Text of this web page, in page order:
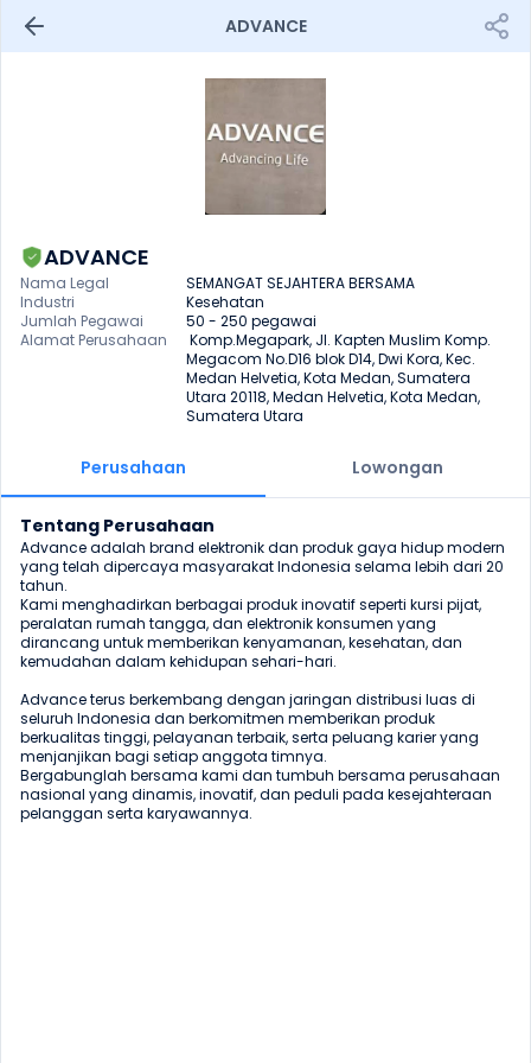
ADVANCE
ADVANCE
Nama Legal
SEMANGAT SEJAHTERA BERSAMA
Industri
Kesehatan
Jumlah Pegawai
50 - 250 pegawai
Alamat Perusahaan
Megacom No.D16 blok D14, Dwi Kora, Kec.
Medan Helvetia, Kota Medan, Sumatera
Utara 20118, Medan Helvetia, Kota Medan,
Sumatera Utara
Perusahaan Lowongan
Tentang Perusahaan
Advance adalah brand elektronik dan produk gaya hidup modern
yang telah dipercaya masyarakat Indonesia selama lebih dari 20
tahun.
Kami menghadirkan berbagai produk inovatif seperti kursi pijat,
peralatan rumah tangga, dan elektronik konsumen yang
dirancang untuk memberikan kenyamanan, kesehatan, dan
kemudahan dalam kehidupan sehari-hari.
Advance terus berkembang dengan jaringan distribusi luas di
seluruh Indonesia dan berkomitmen memberikan produk
berkualitas tinggi, pelayanan terbaik, serta peluang karier yang
menjanjikan bagi setiap anggota timnya.
Bergabunglah bersama kami dan tumbuh bersama perusahaan
nasional yang dinamis, inovatif, dan peduli pada kesejahteraan
pelanggan serta karyawannya.